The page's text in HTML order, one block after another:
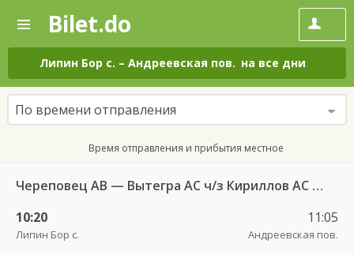
—
Поиск
и
покупка
билетов
на
автобус
онлайн
Bilet.do
Липин Бор с. – Андреевская пов. на все дни
По времени отправления
Время отправления и прибытия местное
Череповец АВ — Вытегра АС ч/з Кириллов АС 741
10:20
Липин Бор с.
11:05
Андреевская пов.